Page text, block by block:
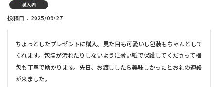
購入者
投稿日 2025/09/27
ちょっとしたプレゼントに購入。見た目も可愛いし包装もちゃんとして
くれます。包装が汚れたりしないように薄い紙で保護してくださって梱
包も丁寧で助かります。先日、お渡ししたら美味しかったとお礼の連絡
が来ました。